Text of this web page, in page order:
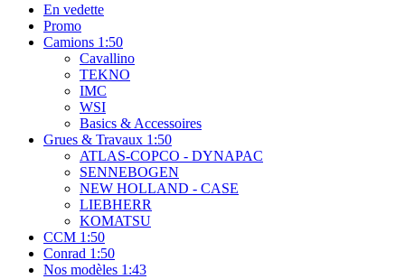
En vedette
Promo
Camions 1:50
Cavallino
TEKNO
IMC
WSI
Basics & Accessoires
Grues & Travaux 1:50
ATLAS-COPCO - DYNAPAC
SENNEBOGEN
NEW HOLLAND - CASE
LIEBHERR
KOMATSU
CCM 1:50
Conrad 1:50
Nos modèles 1:43